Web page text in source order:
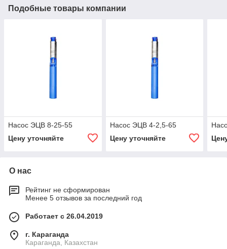
Подобные товары компании
Насос ЭЦВ 8-25-55
Цену уточняйте
Насос ЭЦВ 4-2,5-65
Цену уточняйте
О нас
Рейтинг не сформирован
Менее 5 отзывов за последний год
Работает с 26.04.2019
г. Караганда
Караганда, Казахстан